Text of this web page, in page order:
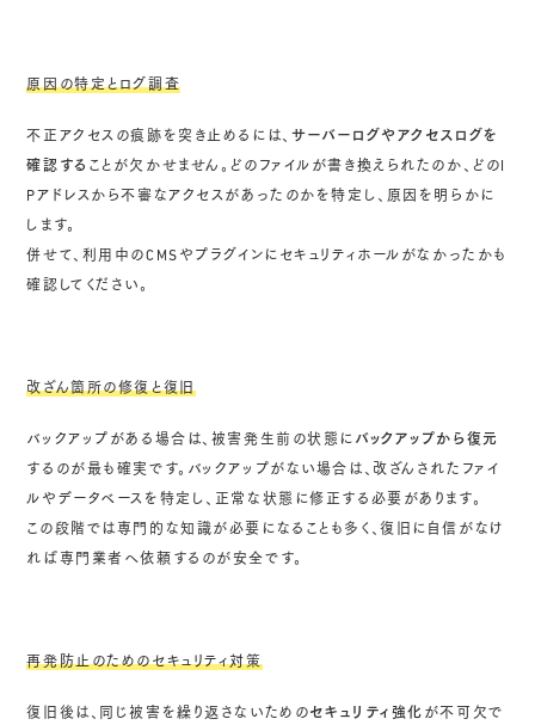
原因の特定とログ調査
不正アクセスの痕跡を突き止めるには、 サーバーログやアクセスログを
確認する ことが欠かせません。どのファイルが書き換えられたのか、どのI
Pアドレスから不審なアクセスがあったのかを特定し、原因を明らかに
します。
併せて、利用中のCMSやプラグインにセキュリティホールがなかったかも
確認してください。
改ざん箇所の修復と復旧
バックアップがある場合は、被害発生前の状態に バックアップから復元
するのが最も確実です。バックアップがない場合は、改ざんされたファイ
ルやデータベースを特定し、正常な状態に修正する必要があります。
この段階では専門的な知識が必要になることも多く、復旧に自信がなけ
れば専門業者へ依頼するのが安全です。
再発防止のためのセキュリティ対策
復旧後は、同じ被害を繰り返さないためのセキュリティ強化 が不可欠で